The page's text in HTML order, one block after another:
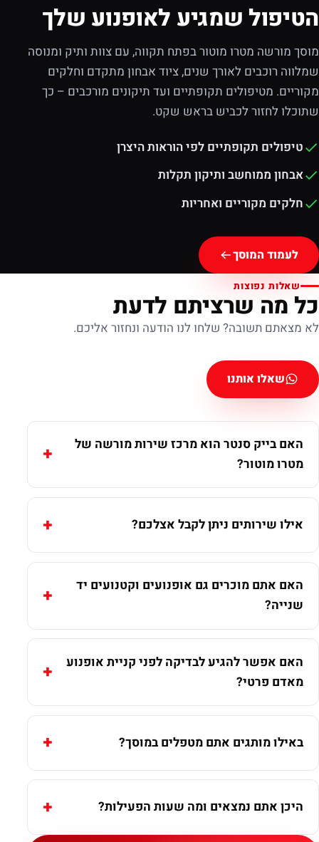
הטיפול שמגיע לאופנוע שלך
מוסך מורשה מטרו מוטור בפתח תקווה, עם צוות ותיק ומנוסה
שמלווה רוכבים לאורך שנים, ציוד אבחון מתקדם וחלקים
מקוריים. מטיפולים תקופתיים ועד תיקונים מורכבים – כך
שתוכלו לחזור לכביש בראש שקט.
טיפולים תקופתיים לפי הוראות היצרן
אבחון ממוחשב ותיקון תקלות
חלקים מקוריים ואחריות
לעמוד המוסך
שאלות נפוצות
כל מה שרציתם לדעת
לא מצאתם תשובה? שלחו לנו הודעה ונחזור אליכם.
שאלו אותנו
האם בייק סנטר הוא מרכז שירות מורשה של
מטרו מוטור?
אילו שירותים ניתן לקבל אצלכם?
האם אתם מוכרים גם אופנועים וקטנועים יד
שנייה?
האם אפשר להגיע לבדיקה לפני קניית אופנוע
מאדם פרטי?
באילו מותגים אתם מטפלים במוסך?
היכן אתם נמצאים ומה שעות הפעילות?